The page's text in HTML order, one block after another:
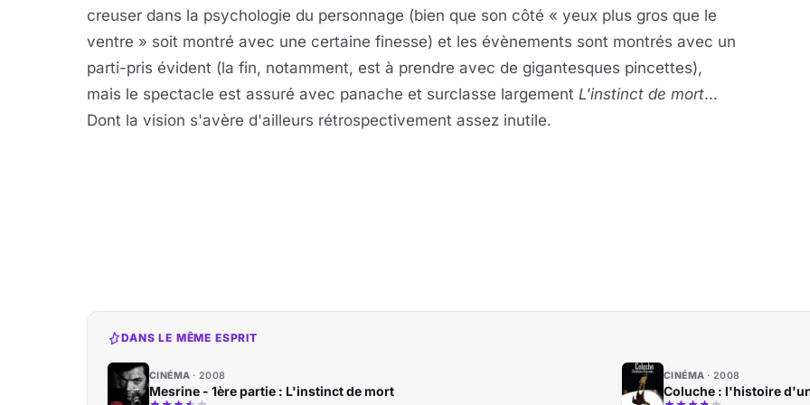
creuser dans la psychologie du personnage (bien que son côté « yeux plus gros que le
ventre » soit montré avec une certaine finesse) et les évènements sont montrés avec un
parti-pris évident (la fin, notamment, est à prendre avec de gigantesques pincettes),
mais le spectacle est assuré avec panache et surclasse largement L'instinct de mort...
Dont la vision s'avère d'ailleurs rétrospectivement assez inutile.
DANS LE MÊME ESPRIT
CINÉMA 2008
Mesrine - 1ère partie : L'instinct de mort
CINÉMA 2008
Coluche : l'histoire